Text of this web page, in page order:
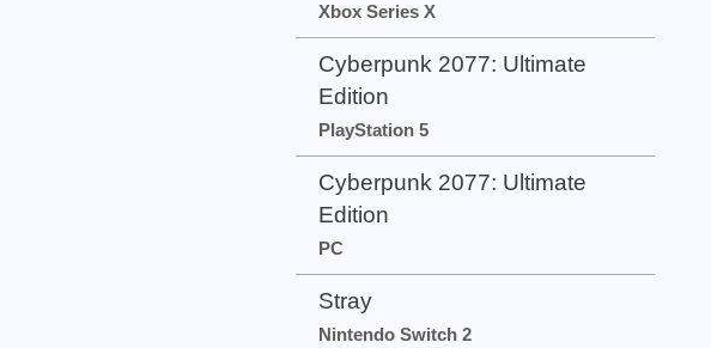
Xbox Series X
Cyberpunk 2077: Ultimate
Edition
PlayStation 5
Cyberpunk 2077: Ultimate
Edition
PC
Stray
Nintendo Switch 2